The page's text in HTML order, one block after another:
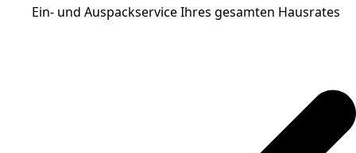
Ein- und Auspackservice Ihres gesamten Hausrates